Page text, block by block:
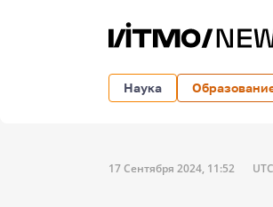
Наука
17 Сентября 2024, 11:52